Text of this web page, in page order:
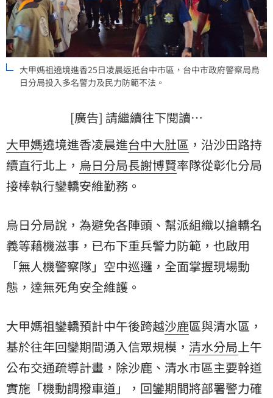
大甲媽祖遶境進香25日凌晨返抵台中市區，台中市政府警察局烏
日分局投入多名警力及民力防範不法。
[廣告] 請繼續往下閱讀…
大甲媽遶境進香凌晨進台中大肚區 ，沿沙田路持
續直行北上， 烏日分局長謝博賢率隊從彰化分局
接棒執行鑾轎安維勤務。
烏日分局說，為避免各陣頭、幫派組織以搶轎名
義等藉機滋事，已布下重兵警力防範，也啟用
「無人機警察隊」空中巡邏，全面掌握現場動
態，達無死角安全維護。
大甲媽祖鑾轎預計中午後跨越沙鹿區與清水區，
基於往年回鑾期間湧入信眾規模， 清水分局上午
公布交通疏導計畫，除沙鹿、清水市區主要幹道
實施「機動調撥車道」，回鑾期間將部署警力確